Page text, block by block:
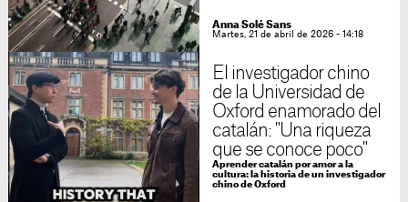
Anna Solé Sans
Martes, 21 de abril de 2026 - 14:18
El investigador chino
de la Universidad de
Oxford enamorado del
catalán: "Una riqueza
que se conoce poco"
Aprender catalán por amor a la
cultura: la historia de un investigador
chino de Oxford